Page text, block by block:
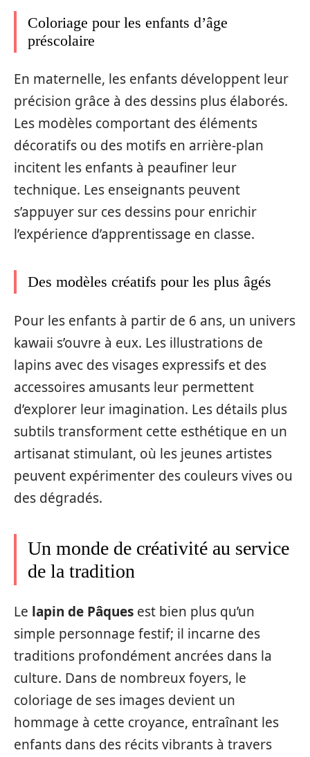
Coloriage pour les enfants d’âge
préscolaire
En maternelle, les enfants développent leur
précision grâce à des dessins plus élaborés.
Les modèles comportant des éléments
décoratifs ou des motifs en arrière-plan
incitent les enfants à peaufiner leur
technique. Les enseignants peuvent
s’appuyer sur ces dessins pour enrichir
l’expérience d’apprentissage en classe.
Des modèles créatifs pour les plus âgés
Pour les enfants à partir de 6 ans, un univers
kawaii s’ouvre à eux. Les illustrations de
lapins avec des visages expressifs et des
accessoires amusants leur permettent
d’explorer leur imagination. Les détails plus
subtils transforment cette esthétique en un
artisanat stimulant, où les jeunes artistes
peuvent expérimenter des couleurs vives ou
des dégradés.
Un monde de créativité au service
de la tradition
Le lapin de Pâques est bien plus qu’un
simple personnage festif; il incarne des
traditions profondément ancrées dans la
culture. Dans de nombreux foyers, le
coloriage de ses images devient un
hommage à cette croyance, entraînant les
enfants dans des récits vibrants à travers